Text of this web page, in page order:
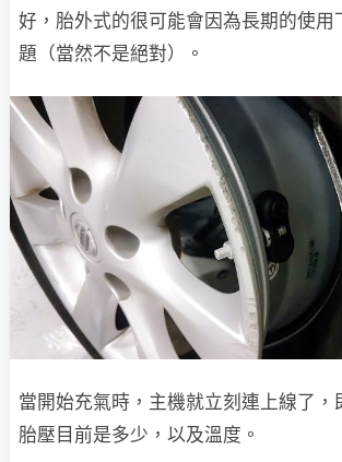
好，胎外式的很可能會因為長期的使用
題（當然不是絕對）。
當開始充氣時，主機就立刻連上線了，
胎壓目前是多少，以及溫度。